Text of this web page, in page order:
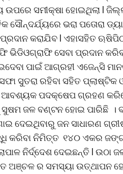
ଉପରେ ସମୀକ୍ଷା ହୋଇଥିଲା l
ସୌନ୍ଦର୍ଯ୍ୟରେ ଭରା ପତୋରା
କରାଯିବ l ଏହାସହିତ
ଭିଡିଓଗ୍ରାଫି ସେବା ପ୍ରଦାନ
ପାଇଁ ଆଗ୍ରହୀ ଏଜେନ୍ସି
ସୁତରା ରହିବା ସହିତ
ଆବଶ୍ୟକ ପଦକ୍ଷେପ ଗ୍ରହଣ
ଜଳ ବଣ୍ଟନ ହୋଇ ପାରିଛି ।
ଦେଇଥିବାରୁ ଜନ ସାଧାରଣ
କରିବା ନିମିତ୍ତ ୧୪୦ ଏକର
ନିର୍ଦ୍ଦେଶ ଦେଇଛନ୍ତି l
ଅଞ୍ଚଳ ର ସମସ୍ୟା ଉତ୍ଥାପନ